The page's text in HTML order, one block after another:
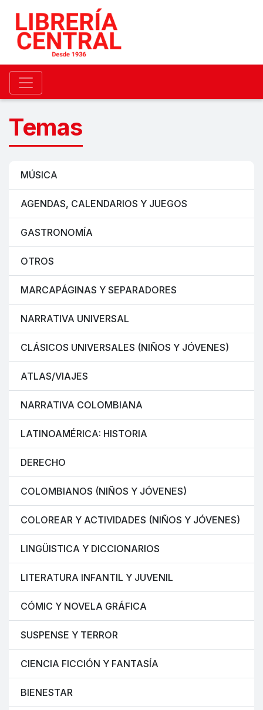
Temas
MÚSICA
AGENDAS, CALENDARIOS Y JUEGOS
GASTRONOMÍA
OTROS
MARCAPÁGINAS Y SEPARADORES
NARRATIVA UNIVERSAL
CLÁSICOS UNIVERSALES (NIÑOS Y JÓVENES)
ATLAS/VIAJES
NARRATIVA COLOMBIANA
LATINOAMÉRICA: HISTORIA
DERECHO
COLOMBIANOS (NIÑOS Y JÓVENES)
COLOREAR Y ACTIVIDADES (NIÑOS Y JÓVENES)
LINGÜISTICA Y DICCIONARIOS
LITERATURA INFANTIL Y JUVENIL
CÓMIC Y NOVELA GRÁFICA
SUSPENSE Y TERROR
CIENCIA FICCIÓN Y FANTASÍA
BIENESTAR